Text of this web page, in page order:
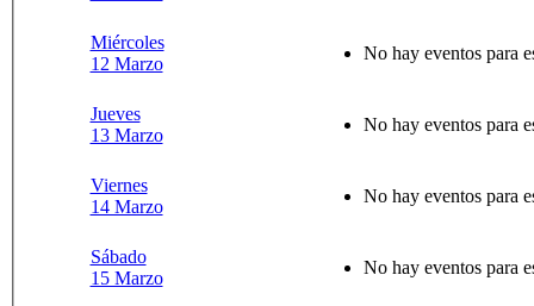
Miércoles
12 Marzo
No hay eventos para
Jueves
13 Marzo
No hay eventos para
Viernes
14 Marzo
No hay eventos para
Sábado
15 Marzo
No hay eventos para